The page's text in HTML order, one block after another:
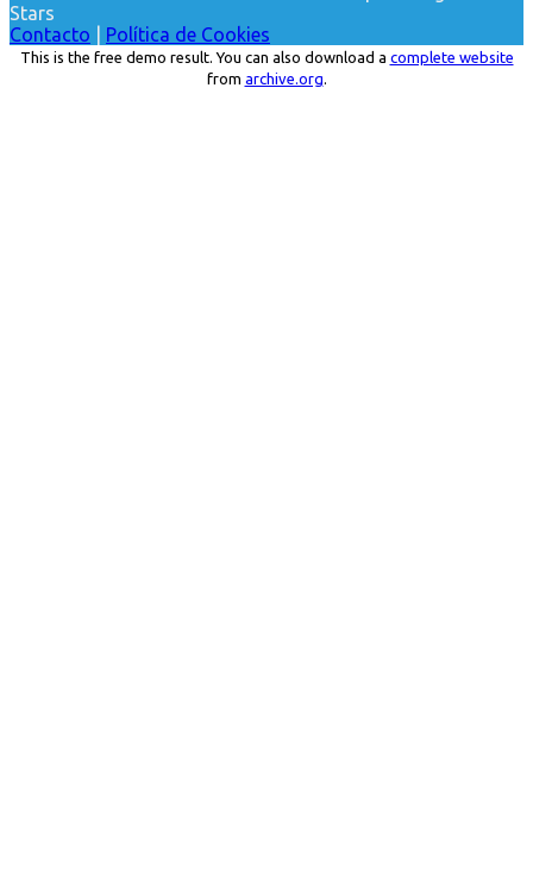
Stars
Contacto
Política de Cookies
This is the free demo result. You can also download a complete website
from archive.org.